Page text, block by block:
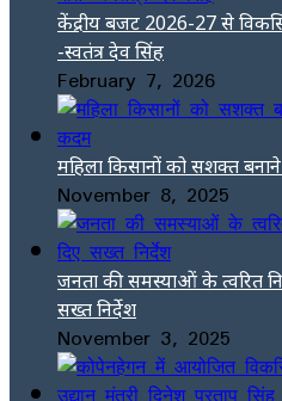
केंद्रीय बजट 2026-27 से
-स्वतंत्र देव सिंह
February 7, 2026
महिला किसानों को सशक्त
November 8, 2025
जनता की समस्याओं के त्वरित
सख्त निर्देश
November 3, 2025